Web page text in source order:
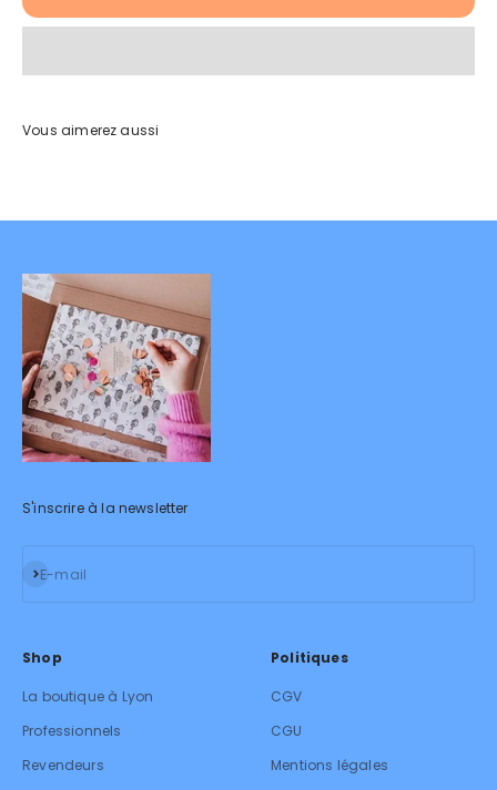
S'inscrire à la newsletter
E-mail
S'inscrire
Shop
La boutique à Lyon
Professionnels
Revendeurs
Politiques
CGV
CGU
Mentions légales